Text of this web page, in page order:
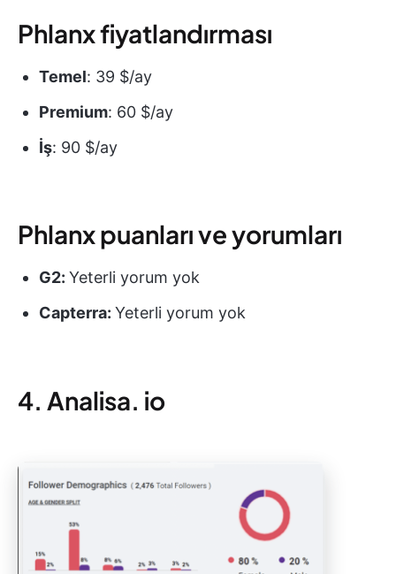
Phlanx fiyatlandırması
Temel: 39 $/ay
Premium: 60 $/ay
İş: 90 $/ay
Phlanx puanları ve yorumları
G2: Yeterli yorum yok
Capterra: Yeterli yorum yok
4. Analisa. io